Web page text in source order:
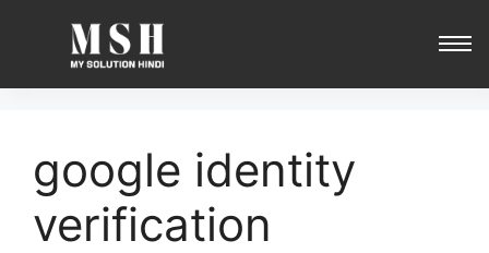
google identity
verification